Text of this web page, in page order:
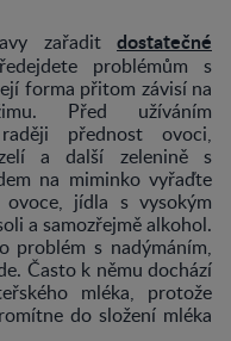
zařadit dostatečné
problémům s
forma přitom závisí na
Před užíváním
přednost ovoci,
a další zelenině s
na miminko vyřaďte
jídla s vysokým
a samozřejmě alkohol.
problém s nadýmáním,
Často k němu dochází
mléka, protože
do složení mléka